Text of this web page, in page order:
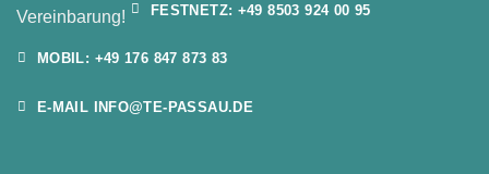
Vereinbarung!
FESTNETZ: +49 8503 924 00 95
MOBIL: +49 176 847 873 83
E-MAIL INFO@TE-PASSAU.DE